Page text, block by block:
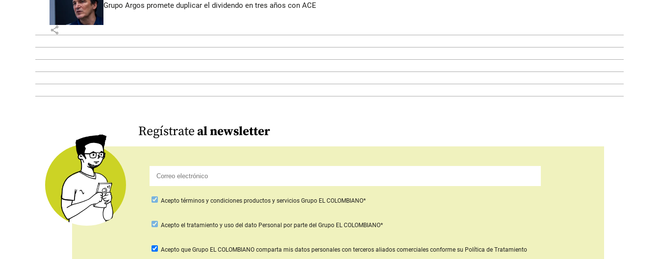
Grupo Argos promete duplicar el dividendo en tres años con ACE
share
Regístrateal newsletter
Acepto términos y condiciones productos y servicios Grupo EL COLOMBIANO*
Aceptoel tratamiento y uso del dato Personal por parte del Grupo EL COLOMBIANO*
Acepto que Grupo EL COLOMBIANO comparta mis datos personales con terceros aliados comercialesconforme su Política de Tratamiento